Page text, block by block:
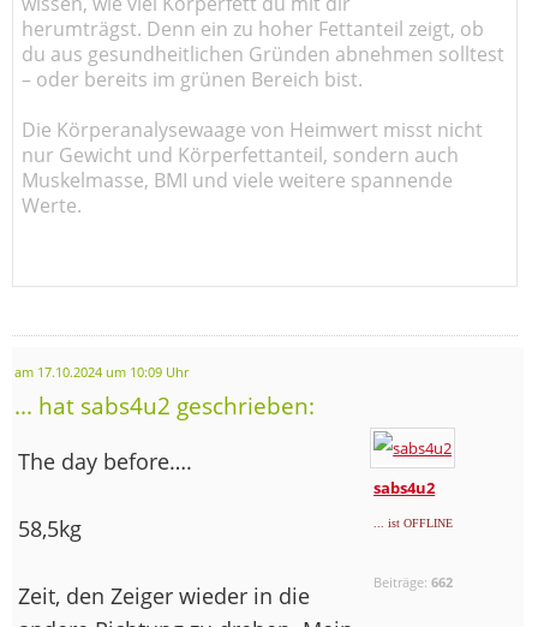
herumträgst. Denn ein zu hoher Fettanteil zeigt, ob
du aus gesundheitlichen Gründen abnehmen solltest
– oder bereits im grünen Bereich bist.
Die Körperanalysewaage von Heimwert misst nicht
nur Gewicht und Körperfettanteil, sondern auch
Muskelmasse, BMI und viele weitere spannende
Werte.
am 17.10.2024 um 10:09 Uhr
... hat sabs4u2 geschrieben:
sabs4u2
... ist OFFLINE
Beiträge:662
The day before….
58,5kg
Zeit, den Zeiger wieder in die